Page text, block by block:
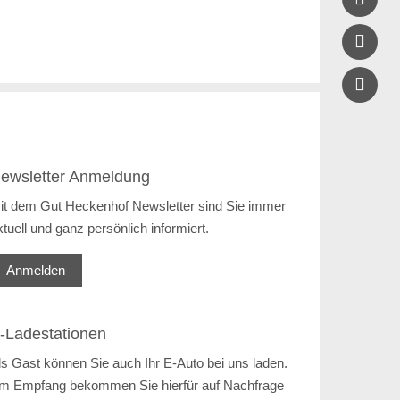
Anmeldung
dem Gut Heckenhof Newsletter sind Sie immer
und ganz persönlich informiert.
Anmelden
Ladestationen
Gast können Sie auch Ihr E-Auto bei uns laden.
Empfang bekommen Sie hierfür auf Nachfrage
